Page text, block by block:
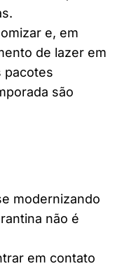
e, em
de lazer em
pacotes
são
modernizando
não é
em contato